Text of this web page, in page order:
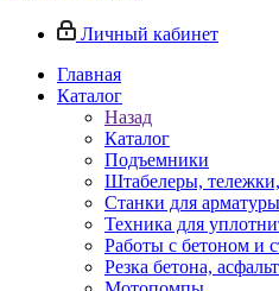
Личный кабинет
Главная
Каталог
Назад
Каталог
Подъемники
Штабелеры,
Станки для арматуры
Техника для
Работы с бетоном и
Резка бетона,